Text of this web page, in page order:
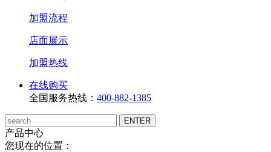
加盟流程
店面展示
加盟热线
在线购买
全国服务热线： 400-882-1385
产品中心
您现在的位置：